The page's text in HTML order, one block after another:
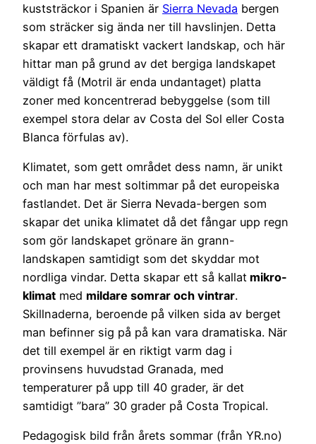
kuststräckor i Spanien är Sierra Nevada bergen
som sträcker sig ända ner till havslinjen. Detta
skapar ett dramatiskt vackert landskap, och här
hittar man på grund av det bergiga landskapet
väldigt få (Motril är enda undantaget) platta
zoner med koncentrerad bebyggelse (som till
exempel stora delar av Costa del Sol eller Costa
Blanca förfulas av).
Klimatet, som gett området dess namn, är unikt
och man har mest soltimmar på det europeiska
fastlandet. Det är Sierra Nevada-bergen som
skapar det unika klimatet då det fångar upp regn
som gör landskapet grönare än grann-
landskapen samtidigt som det skyddar mot
nordliga vindar. Detta skapar ett så kallat mikro-
klimat med mildare somrar och vintrar.
Skillnaderna, beroende på vilken sida av berget
man befinner sig på på kan vara dramatiska. När
det till exempel är en riktigt varm dag i
provinsens huvudstad Granada, med
temperaturer på upp till 40 grader, är det
samtidigt ”bara” 30 grader på Costa Tropical.
Pedagogisk bild från årets sommar (från YR.no)